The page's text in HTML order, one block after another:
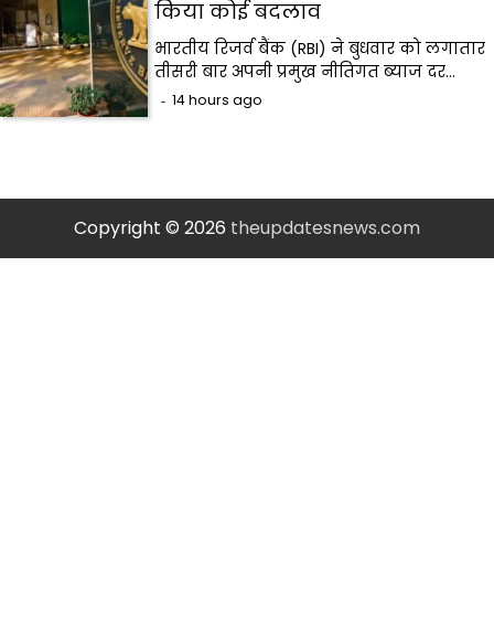
किया कोई बदलाव
भारतीय रिजर्व बैंक (RBI) ने बुधवार को लगातार
तीसरी बार अपनी प्रमुख नीतिगत ब्याज दर…
14 hours ago
Copyright © 2026 theupdatesnews.com